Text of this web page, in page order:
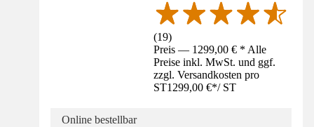
(19)
Preis — 1299,00 € * Alle
Preise inkl. MwSt. und ggf.
zzgl. Versandkosten pro
ST1299,00 €*/ ST
Online bestellbar